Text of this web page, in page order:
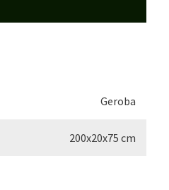
Geroba
200x20x75 cm